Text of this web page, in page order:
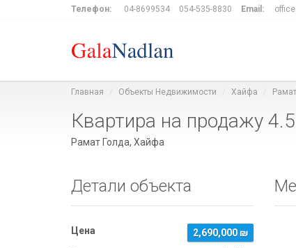
Телефон: 04-8699534 054-535-8830 Email:
Главная Объекты Недвижимости Хайфа
Рамат Голда, Хайфа
Детали объекта
Цена
2,690,000 ₪